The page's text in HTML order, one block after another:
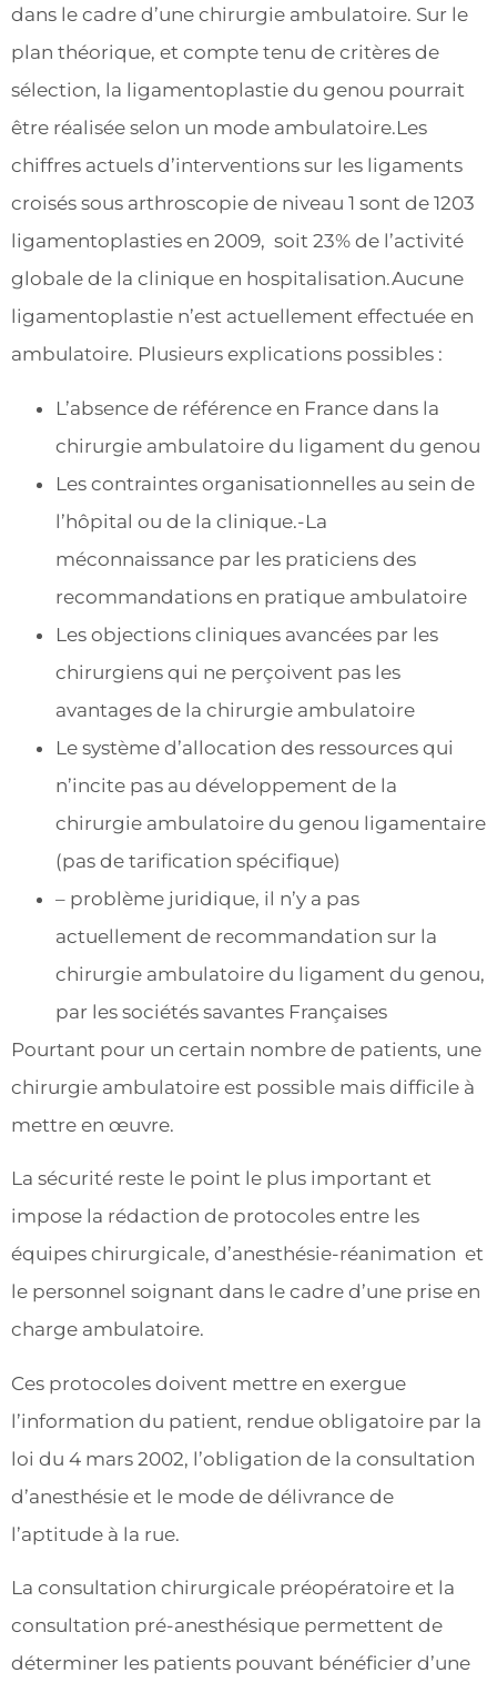
dans le cadre d’une chirurgie ambulatoire. Sur le
plan théorique, et compte tenu de critères de
sélection, la ligamentoplastie du genou pourrait
être réalisée selon un mode ambulatoire.Les
chiffres actuels d’interventions sur les ligaments
croisés sous arthroscopie de niveau 1 sont de 1203
ligamentoplasties en 2009, soit 23% de l’activité
globale de la clinique en hospitalisation.Aucune
ligamentoplastie n’est actuellement effectuée en
ambulatoire. Plusieurs explications possibles :
L’absence de référence en France dans la
chirurgie ambulatoire du ligament du genou
Les contraintes organisationnelles au sein de
l’hôpital ou de la clinique.-La
méconnaissance par les praticiens des
recommandations en pratique ambulatoire
Les objections cliniques avancées par les
chirurgiens qui ne perçoivent pas les
avantages de la chirurgie ambulatoire
Le système d’allocation des ressources qui
n’incite pas au développement de la
chirurgie ambulatoire du genou ligamentaire
(pas de tarification spécifique)
– problème juridique, il n’y a pas
actuellement de recommandation sur la
chirurgie ambulatoire du ligament du genou,
par les sociétés savantes Françaises
Pourtant pour un certain nombre de patients, une
chirurgie ambulatoire est possible mais difficile à
mettre en œuvre.
La sécurité reste le point le plus important et
impose la rédaction de protocoles entre les
équipes chirurgicale, d’anesthésie-réanimation et
le personnel soignant dans le cadre d’une prise en
charge ambulatoire.
Ces protocoles doivent mettre en exergue
l’information du patient, rendue obligatoire par la
loi du 4 mars 2002, l’obligation de la consultation
d’anesthésie et le mode de délivrance de
l’aptitude à la rue.
La consultation chirurgicale préopératoire et la
consultation pré-anesthésique permettent de
déterminer les patients pouvant bénéficier d’une